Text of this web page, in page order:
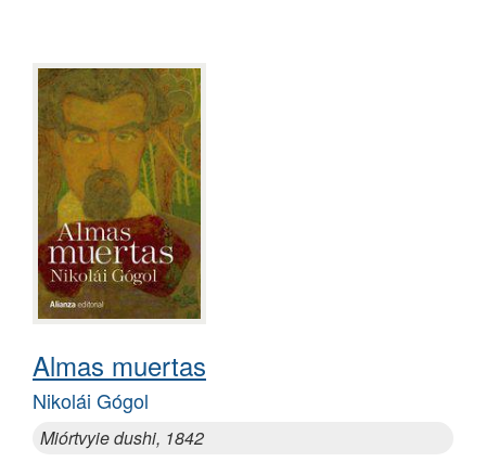
Almas muertas
Nikolái Gógol
Miórtvyie dushi, 1842